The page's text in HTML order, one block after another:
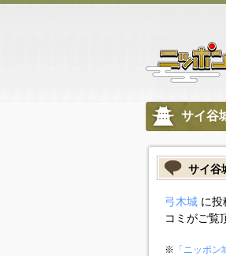
サイ谷
サイ谷
弓木城に投
コミがご覧
※ 「ニッポ